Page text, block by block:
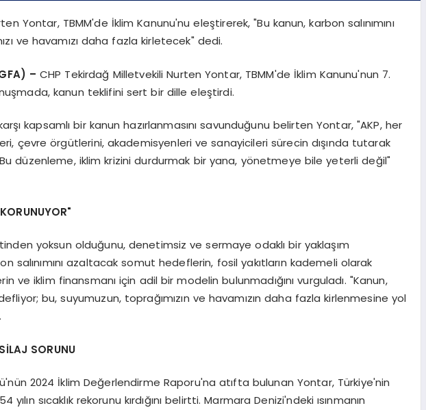
Yontar, TBMM'de İklim Kanunu'nu eleştirerek, "Bu kanun, karbon salınımını
ve havamızı daha fazla kirletecek" dedi.
–CHP Tekirdağ Milletvekili Nurten Yontar, TBMM'de İklim Kanunu'nun 7.
kanun teklifini sert bir dille eleştirdi.
kapsamlı bir kanun hazırlanmasını savunduğunu belirten Yontar, "AKP, her
çevre örgütlerini, akademisyenleri ve sanayicileri sürecin dışında tutarak
düzenleme, iklim krizini durdurmak bir yana, yönetmeye bile yeterli değil"
yoksun olduğunu, denetimsiz ve sermaye odaklı bir yaklaşım
salınımını azaltacak somut hedeflerin, fosil yakıtların kademeli olarak
ve iklim finansmanı için adil bir modelin bulunmadığını vurguladı. "Kanun,
bu, suyumuzun, toprağımızın ve havamızın daha fazla kirlenmesine yol
SORUNU
2024 İklim Değerlendirme Raporu'na atıfta bulunan Yontar, Türkiye'nin
sıcaklık rekorunu kırdığını belirtti. Marmara Denizi'ndeki ısınmanın